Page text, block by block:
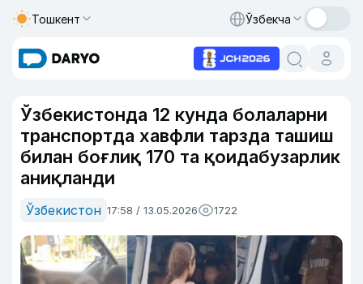
Тошкент Ўзбекча
Ўзбекистонда 12 кунда болаларни
транспортда хавфли тарзда ташиш
билан боғлиқ 170 та қоидабузарлик
аниқланди
Ўзбекистон 17:58 / 13.05.2026 1722